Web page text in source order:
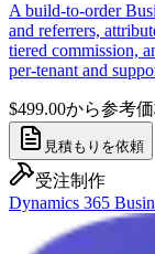
A build-to-order
and referrers,
tiered commission,
per-tenant and
$499.00から参考
見積もりを依頼
受注制作
Dynamics 365